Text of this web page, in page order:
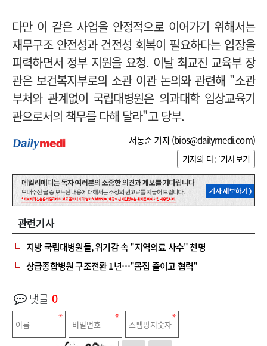
다만 이 같은 사업을 안정적으로 이어가기 위해서는
재무구조 안전성과 건전성 회복이 필요하다는 입장을
피력하면서 정부 지원을 요청. 이날 최교진 교육부 장
관은 보건복지부로의 소관 이관 논의와 관련해 "소관
부처와 관계없이 국립대병원은 의과대학 임상교육기
관으로서의 책무를 다해 달라"고 당부.
서동준 기자 (bios@dailymedi.com)
기자의 다른기사보기
관련기사
지방 국립대병원들, 위기감 속 "지역의료 사수" 천명
상급종합병원 구조전환 1년…"몸집 줄이고 협력"
댓글 0